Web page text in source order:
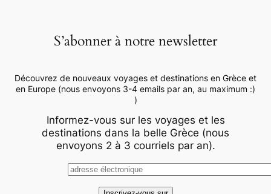
S’abonner à notre newsletter
Découvrez de nouveaux voyages et destinations en Grèce et
en Europe (nous envoyons 3-4 emails par an, au maximum :)
)
Informez-vous sur les voyages et les
destinations dans la belle Grèce (nous
envoyons 2 à 3 courriels par an).